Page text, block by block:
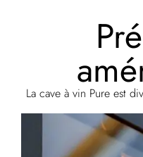
La cave à vin Pure est